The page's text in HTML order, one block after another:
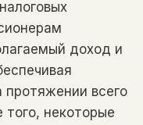
доход и
протяжении всего
того, некоторые